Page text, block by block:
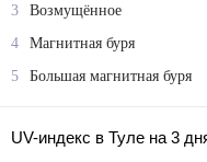
3
Возмущённое
4
Магнитная буря
5
Большая магнитная буря
UV-индекс в Туле на 3 дня